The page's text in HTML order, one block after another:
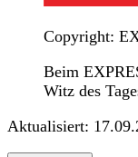
Copyright:
Beim
Witz des
Aktualisiert: